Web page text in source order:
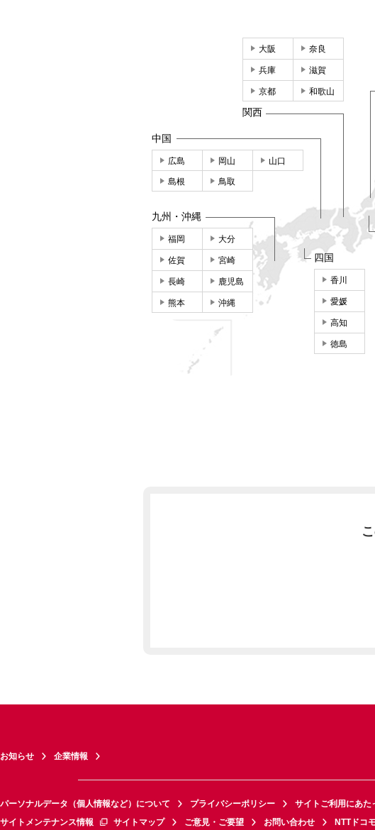
大阪 奈良
兵庫 滋賀
京都 和歌山
関西
中国
広島 岡山 山口
島根 鳥取
四国
香川
愛媛
高知
徳島
九州・沖縄
福岡 大分
佐賀 宮崎
長崎 鹿児島
熊本 沖縄
お知らせ 企業情報
パーソナルデータ（個人情報など）について プライバシーポリシー サイトご利用にあた
サイトメンテナンス情報
サイトマップ ご意見・ご要望 お問い合わせ NTTドコ